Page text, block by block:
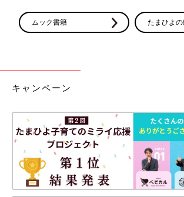
…が、次女が「これ、しゃしんとってたでしょ
「えっ、あ、そうだよ。サンタさんに、次女ち
たけれど、ば…ばれてない…よ、ね…？
次回に続く。
2020年のクリスマス
しました#191]
羽毛布団を着て生活したい
ムック書籍 たまひよ
キャンペーン